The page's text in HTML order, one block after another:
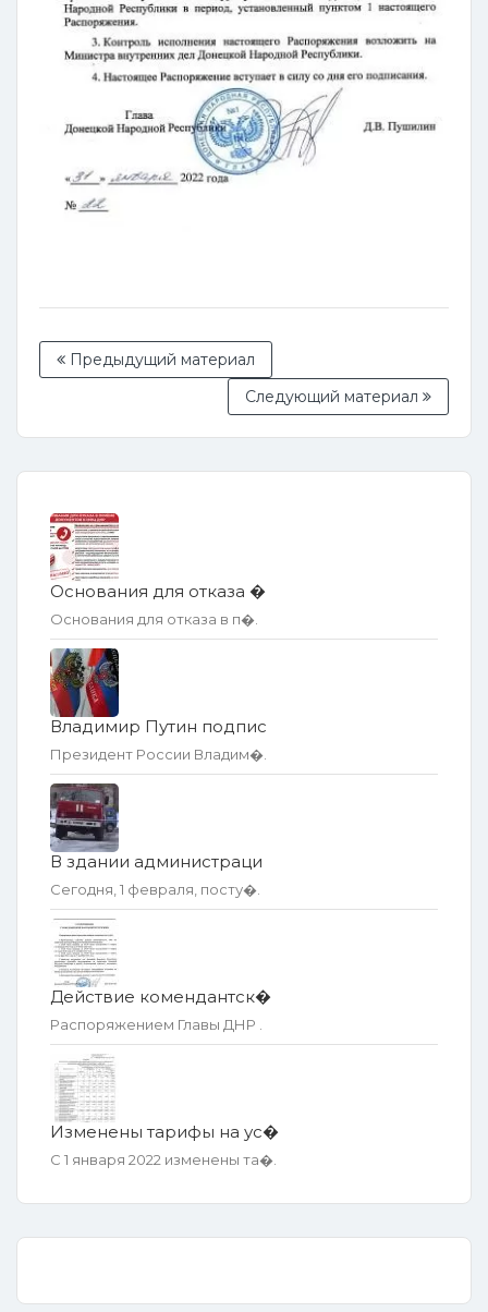
Предыдущий материал
Следующий материал
Основания для отказа �
Основания для отказа в п�.
Владимир Путин подпис
Президент России Владим�.
В здании администраци
Сегодня, 1 февраля, посту�.
Действие комендантск�
Распоряжением Главы ДНР .
Изменены тарифы на ус�
С 1 января 2022 изменены та�.